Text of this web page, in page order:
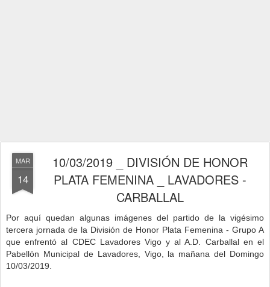
MAR
14
10/03/2019 _ DIVISIÓN DE HONOR
PLATA FEMENINA _ LAVADORES -
CARBALLAL
Por aquí quedan algunas imágenes del partido de la vigésimo
tercera jornada de la División de Honor Plata Femenina - Grupo A
que enfrentó al CDEC Lavadores Vigo y al A.D. Carballal en el
Pabellón Municipal de Lavadores, Vigo, la mañana del Domingo
10/03/2019